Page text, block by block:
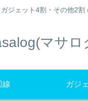
ジェット4割・その他2割
マサロ
線 ガジ